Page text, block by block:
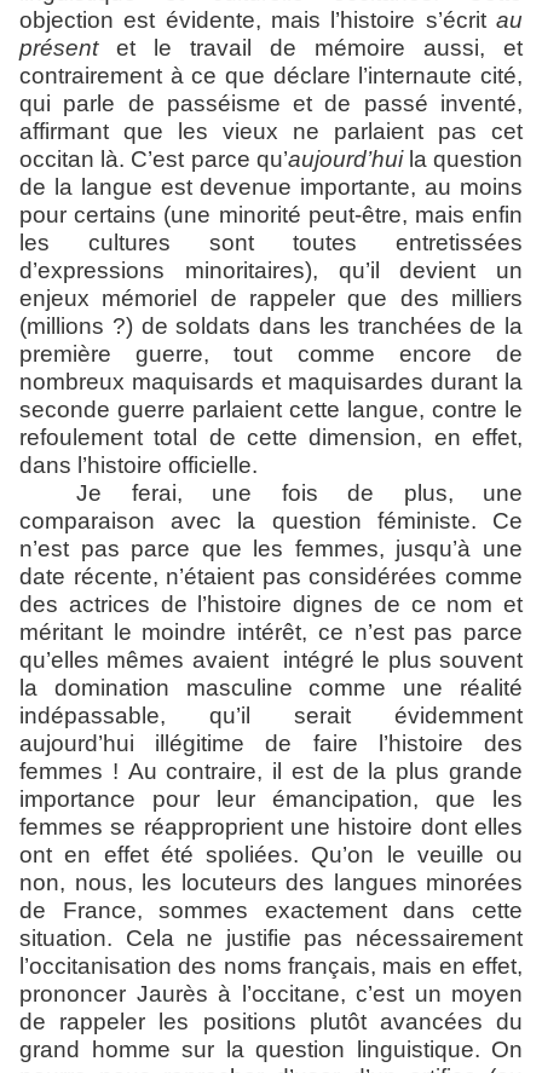
objection est évidente, mais l’histoire s’écrit au
présentet le travail de mémoire aussi, et
contrairement à ce que déclare l’internaute cité,
qui parle de passéisme et de passé inventé,
affirmant que les vieux ne parlaient pas cet
occitan là. C’est parce qu’aujourd’huila question
de la langue est devenue importante, au moins
pour certains (une minorité peut-être, mais enfin
les cultures sont toutes entretissées
d’expressions minoritaires), qu’il devient un
enjeux mémoriel de rappeler que des milliers
(millions ?) de soldats dans les tranchées de la
première guerre, tout comme encore de
nombreux maquisards et maquisardes durant la
seconde guerre parlaient cette langue, contre le
refoulement total de cette dimension, en effet,
dans l’histoire officielle.
Je ferai, une fois de plus, une
comparaison avec la question féministe. Ce
n’est pas parce que les femmes, jusqu’à une
date récente, n’étaient pas considérées comme
des actrices de l’histoire dignes de ce nom et
méritant le moindre intérêt, ce n’est pas parce
qu’elles mêmes avaient intégré le plus souvent
la domination masculine comme une réalité
indépassable, qu’il serait évidemment
aujourd’hui illégitime de faire l’histoire des
femmes ! Au contraire, il est de la plus grande
importance pour leur émancipation, que les
femmes se réapproprient une histoire dont elles
ont en effet été spoliées. Qu’on le veuille ou
non, nous, les locuteurs des langues minorées
de France, sommes exactement dans cette
situation. Cela ne justifie pas nécessairement
l’occitanisation des noms français, mais en effet,
prononcer Jaurès à l’occitane, c’est un moyen
de rappeler les positions plutôt avancées du
grand homme sur la question linguistique. On